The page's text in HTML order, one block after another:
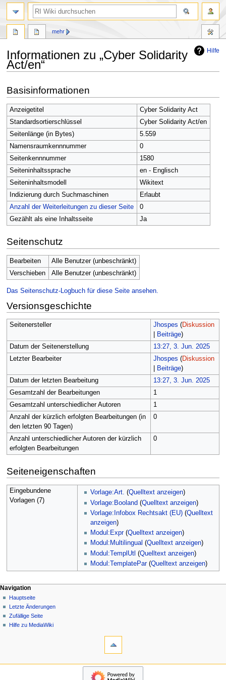
Hilfe
Informationen zu „Cyber Solidarity
Act/en“
Navigation
springen
Suche
springen
Basisinformationen
Anzeigetitel
Cyber Solidarity Act
Standardsortierschlüssel
Cyber Solidarity Act/en
Seitenlänge (in Bytes)
5.559
Namensraumkennnummer
0
Seitenkennnummer
1580
Seiteninhaltssprache
en - Englisch
Seiteninhaltsmodell
Wikitext
Indizierung durch Suchmaschinen
Erlaubt
Anzahl der Weiterleitungen zu dieser Seite
0
Gezählt als eine Inhaltsseite
Ja
Seitenschutz
Bearbeiten
Alle Benutzer (unbeschränkt)
Verschieben
Alle Benutzer (unbeschränkt)
Das Seitenschutz-Logbuch für diese Seite ansehen.
Versionsgeschichte
Seitenersteller Jhospes (Diskussion
Beiträge)
Datum der Seitenerstellung
13:27, 3. Jun. 2025
Letzter Bearbeiter
Jhospes (Diskussion
Beiträge)
Datum der letzten Bearbeitung
13:27, 3. Jun. 2025
Gesamtzahl der Bearbeitungen
1
Gesamtzahl unterschiedlicher Autoren
1
Anzahl der kürzlich erfolgten Bearbeitungen (in
den letzten 90 Tagen)
0
Anzahl unterschiedlicher Autoren der kürzlich
erfolgten Bearbeitungen
0
Seiteneigenschaften
Eingebundene
Vorlagen (7)
Vorlage:Art. (Quelltext anzeigen)
Vorlage:Booland (Quelltext anzeigen)
Vorlage:Infobox Rechtsakt (EU) (Quelltext
anzeigen)
Modul:Expr(Quelltext anzeigen)
Modul:Multilingual (Quelltext anzeigen)
Modul:TemplUtl (Quelltext anzeigen)
Modul:TemplatePar(Quelltext anzeigen)
N
a
v
i
Seitenaktionen
Seite
Diskussion
Lesen
Quelltext
mehr
Meine Werkzeuge
Deutsch
Anmelden
Benutzerkonto
beantragen
Navigation
Hauptseite
Letzte Änderungen
Zufällige Seite
Hilfe zu MediaWiki
Suche
Navigation